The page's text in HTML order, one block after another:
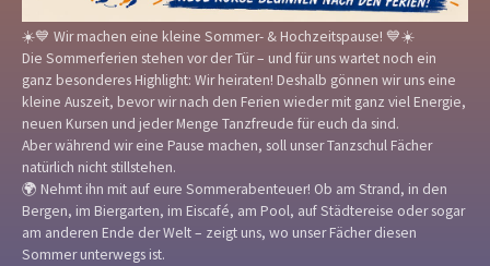
☀️💙 Wir machen eine kleine Sommer- & Hochzeitspause! 💙☀️
Die Sommerferien stehen vor der Tür – und für uns wartet noch ein
ganz besonderes Highlight: Wir heiraten! Deshalb gönnen wir uns eine
kleine Auszeit, bevor wir nach den Ferien wieder mit ganz viel Energie,
neuen Kursen und jeder Menge Tanzfreude für euch da sind.
Aber während wir eine Pause machen, soll unser Tanzschul Fächer
natürlich nicht stillstehen.
🌍 Nehmt ihn mit auf eure Sommerabenteuer! Ob am Strand, in den
Bergen, im Biergarten, im Eiscafé, am Pool, auf Städtereise oder sogar
am anderen Ende der Welt – zeigt uns, wo unser Fächer diesen
Sommer unterwegs ist.